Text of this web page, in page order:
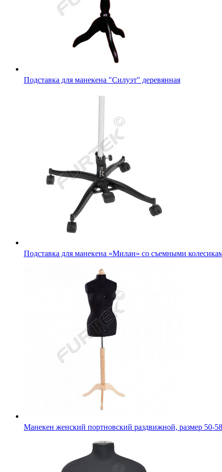
Подставка для манекена "Силуэт" деревянная
Подставка для манекена «Милан» со съемными
Манекен женский портновский раздвижной, размер 50-58